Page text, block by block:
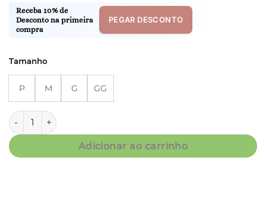
Receba 10% de
Desconto na primeira
compra
PEGAR DESCONTO
Tamanho
P M G GG
Conjunto Pijama Capri - Dreams - Col. Miss Dior quantidade
Adicionar ao carrinho